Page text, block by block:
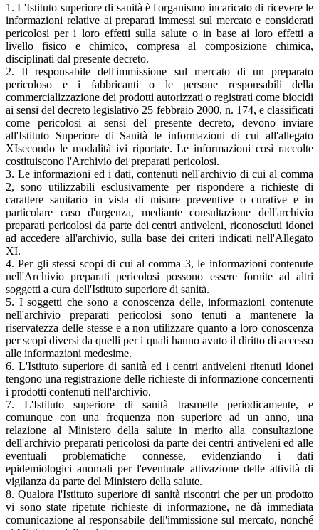
1. L'Istituto superiore di sanità è l'organismo incaricato di ricevere le
informazioni relative ai preparati immessi sul mercato e considerati
pericolosi per i loro effetti sulla salute o in base ai loro effetti a
livello fisico e chimico, compresa al composizione chimica,
disciplinati dal presente decreto.
2. Il responsabile dell'immissione sul mercato di un preparato
pericoloso e i fabbricanti o le persone responsabili della
commercializzazione dei prodotti autorizzati o registrati come biocidi
ai sensi del decreto legislativo 25 febbraio 2000, n. 174, e classificati
come pericolosi ai sensi del presente decreto, devono inviare
all'Istituto Superiore di Sanità le informazioni di cui all'allegato
XIsecondo le modalità ivi riportate. Le informazioni così raccolte
costituiscono l'Archivio dei preparati pericolosi.
3. Le informazioni ed i dati, contenuti nell'archivio di cui al comma
2, sono utilizzabili esclusivamente per rispondere a richieste di
carattere sanitario in vista di misure preventive o curative e in
particolare caso d'urgenza, mediante consultazione dell'archivio
preparati pericolosi da parte dei centri antiveleni, riconosciuti idonei
ad accedere all'archivio, sulla base dei criteri indicati nell'Allegato
XI.
4. Per gli stessi scopi di cui al comma 3, le informazioni contenute
nell'Archivio preparati pericolosi possono essere fornite ad altri
soggetti a cura dell'Istituto superiore di sanità.
5. I soggetti che sono a conoscenza delle, informazioni contenute
nell'archivio preparati pericolosi sono tenuti a mantenere la
riservatezza delle stesse e a non utilizzare quanto a loro conoscenza
per scopi diversi da quelli per i quali hanno avuto il diritto di accesso
alle informazioni medesime.
6. L'Istituto superiore di sanità ed i centri antiveleni ritenuti idonei
tengono una registrazione delle richieste di informazione concernenti
i prodotti contenuti nell'archivio.
7. L'Istituto superiore di sanità trasmette periodicamente, e
comunque con una frequenza non superiore ad un anno, una
relazione al Ministero della salute in merito alla consultazione
dell'archivio preparati pericolosi da parte dei centri antiveleni ed alle
eventuali problematiche connesse, evidenziando i dati
epidemiologici anomali per l'eventuale attivazione delle attività di
vigilanza da parte del Ministero della salute.
8. Qualora l'Istituto superiore di sanità riscontri che per un prodotto
vi sono state ripetute richieste di informazione, ne dà immediata
comunicazione al responsabile dell'immissione sul mercato, nonché